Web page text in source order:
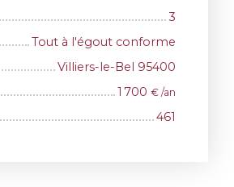
3
Tout à l'égout conforme
Villiers-le-Bel 95400
1 700 € /an
461